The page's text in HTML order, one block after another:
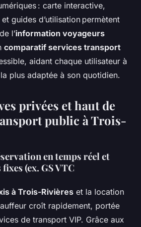
: carte interactive,
guides d’utilisation permètent
l’information voyageurs
comparatif services transport
aidant chaque utilisateur à
plus adaptée à son quotidien.
privées et haut de
public à Trois-
en temps réel et
(ex. GS VTC
à Trois-Rivières et la location
croît rapidement, portée
de transport VIP. Grâce aux